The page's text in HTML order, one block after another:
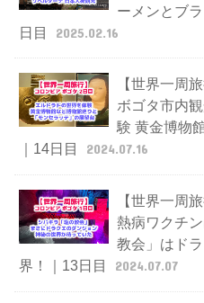
ーメンとブ
日目
2025.02.16
【世界一周
ボゴタ市内
験 黄金博物
｜14日目
2024.07.16
【世界一周
熱病ワクチ
教会」はド
界！｜13日目
2024.07.07